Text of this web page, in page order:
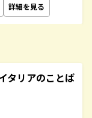
詳細を見る
タリアのことば